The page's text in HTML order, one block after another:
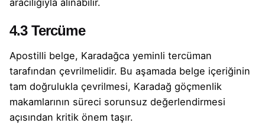
4.3 Tercüme
Apostilli belge, Karadağca yeminli tercüman
tarafından çevrilmelidir. Bu aşamada belge içeriğinin
tam doğrulukla çevrilmesi, Karadağ göçmenlik
makamlarının süreci sorunsuz değerlendirmesi
açısından kritik önem taşır.